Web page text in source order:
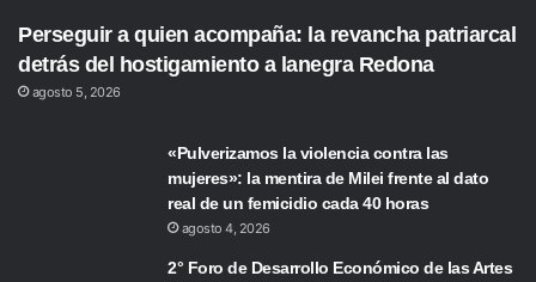
Perseguir a quien acompaña: la revancha patriarcal
detrás del hostigamiento a lanegra Redona
agosto 5, 2026
«Pulverizamos la violencia contra las
mujeres»: la mentira de Milei frente al dato
real de un femicidio cada 40 horas
agosto 4, 2026
2° Foro de Desarrollo Económico de las Artes